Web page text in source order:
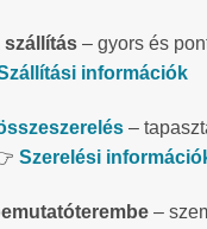
szállítás – gyors és
információk
–
Szerelési
–